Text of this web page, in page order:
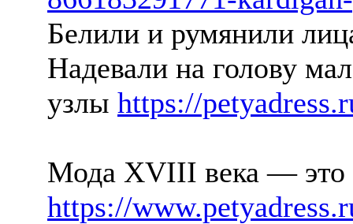
Белили и румянили
Надевали на голову
узлы https://
Мода XVIII века — это
https://